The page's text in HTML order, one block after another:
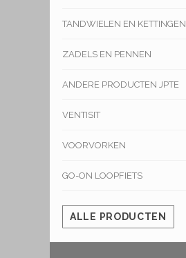
TANDWIELEN EN KETTINGEN
ZADELS EN PENNEN
ANDERE PRODUCTEN JPTE
VENTISIT
VOORVORKEN
GO-ON LOOPFIETS
ALLE PRODUCTEN